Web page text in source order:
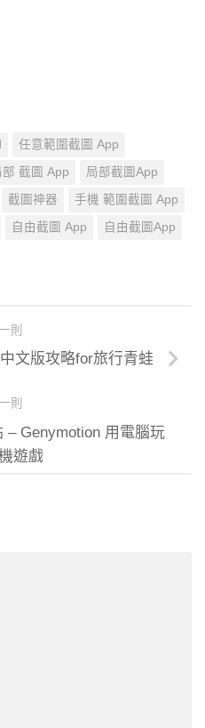
任意範圍截圖 App
部 截圖 App 局部截圖App
截圖神器 手機 範圍截圖 App
自由截圖 App 自由截圖App
則
文版攻略for旅行青蛙
則
– Genymotion 用電腦玩
遊戲